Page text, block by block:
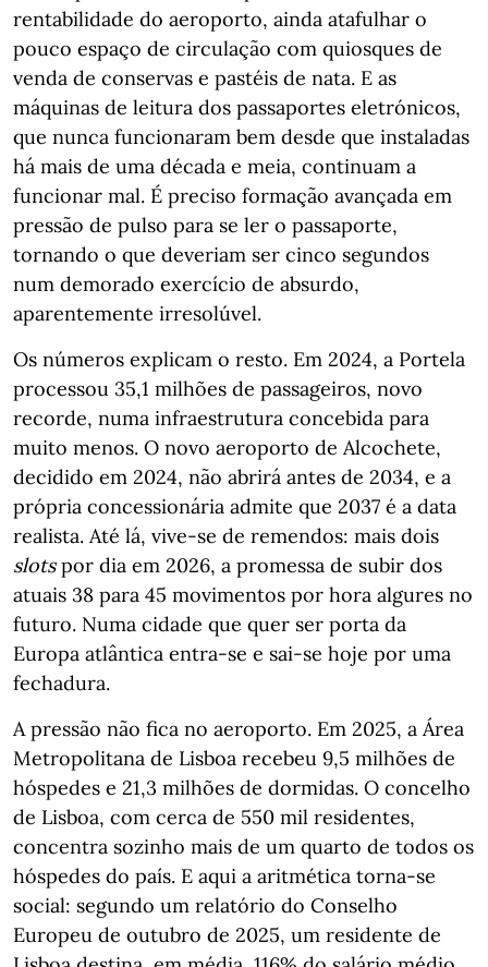
rentabilidade do aeroporto, ainda atafulhar o
pouco espaço de circulação com quiosques de
venda de conservas e pastéis de nata. E as
máquinas de leitura dos passaportes eletrónicos,
que nunca funcionaram bem desde que instaladas
há mais de uma década e meia, continuam a
funcionar mal. É preciso formação avançada em
pressão de pulso para se ler o passaporte,
tornando o que deveriam ser cinco segundos
num demorado exercício de absurdo,
aparentemente irresolúvel.
Os números explicam o resto. Em 2024, a Portela
processou 35,1 milhões de passageiros, novo
recorde, numa infraestrutura concebida para
muito menos. O novo aeroporto de Alcochete,
decidido em 2024, não abrirá antes de 2034, e a
própria concessionária admite que 2037 é a data
realista. Até lá, vive-se de remendos: mais dois
slotspor dia em 2026, a promessa de subir dos
atuais 38 para 45 movimentos por hora algures no
futuro. Numa cidade que quer ser porta da
Europa atlântica entra-se e sai-se hoje por uma
fechadura.
A pressão não fica no aeroporto. Em 2025, a Área
Metropolitana de Lisboa recebeu 9,5 milhões de
hóspedes e 21,3 milhões de dormidas. O concelho
de Lisboa, com cerca de 550 mil residentes,
concentra sozinho mais de um quarto de todos os
hóspedes do país. E aqui a aritmética torna-se
social: segundo um relatório do Conselho
Europeu de outubro de 2025, um residente de